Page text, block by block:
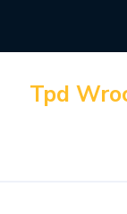
content
Tpd